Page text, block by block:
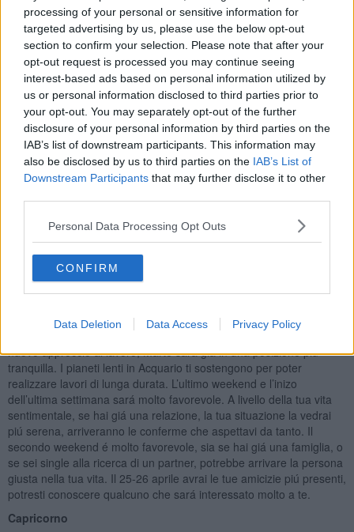
processing of your personal or sensitive information for
targeted advertising by us, please use the below opt-out
section to confirm your selection. Please note that after your
opt-out request is processed you may continue seeing
interest-based ads based on personal information utilized by
us or personal information disclosed to third parties prior to
your opt-out. You may separately opt-out of the further
disclosure of your personal information by third parties on the
IAB’s list of downstream participants. This information may
also be disclosed by us to third parties on the IAB’s List of
Downstream Participants that may further disclose it to other
Personal Data Processing Opt Outs
CONFIRM
Data Deletion Data Access Privacy Policy
di non dichiarare guerra a tutto il mondo che ti circonda, ma sorvola
sulle cose di poco importanza. Nella tua vita sentimentale,
l’incertezza dell’inizio del mese piano piano sparirá. L’inizio del
secondo weekend sará piú gradevole, ma attenzione di non
perderti in una situazione ambigua, per lo zampino di Luna-
Nettuno. Il 13 aprile sará una giornata critica, a rischio di un litigio.
L’entrata di Venere nel segno del Toro il 14 aprile ti sará a favore.
Se sei single, la terza domenica del mese potrebbe arrivare la
persona giusta, con la quale stabilire un rapporto duraturo. Il 22-23
aprile un incontro potrebbe portare solo ad una breve conoscenza.
Per la tua eventuale relazione la metá della penultima settimana,
come pure il 27 aprile potrebbero essere critici.
Sagittario
Nel mese di aprile parti con tanto entusiasmo, prima di tutto a livello
sentimentale dovresti sentire la rinascita, con la posizione
favorevole di Venere nel segno-amico Ariete, fino il 13 aprile. Marte
é in posizione di sfida, avrai molto da lavorare, o se attualmente
Il 12 aprile la Luna Nuova sará nel segno-amico Ariete, potrebbe
aprire nuovi orizzonti. A livello lavorativo dopo il 20 aprile avrai un
nuovo approccio al lavoro, Marte sará giá in una posizione piú
tranquilla. I pianeti lenti in Acquario ti sostengono per poter
realizzare lavori di lunga durata. L’ultimo weekend e l’inizo
dell’ultima settimana sará molto favorevole. A livello della tua vita
sentimentale, se hai giá una relazione, la tua situazione la vedrai
piú serena, arriveranno le conferme che aspettavi da tanto. Il
secondo weekend é molto favorevole, sia se hai giá una famiglia, o
se sei single alla ricerca di un partner, potrebbe arrivare la persona
giusta nella tua vita. Il 25-26 aprile avrai le tue amicizie piú presenti,
potresti conoscere qualcuno che sará interessato molto a te.
Capricorno